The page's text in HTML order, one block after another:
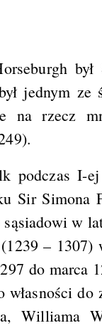
jednym ze
na rzecz
podczas I-
Sir Simona
w
– 1307)
do marca
do
Williama